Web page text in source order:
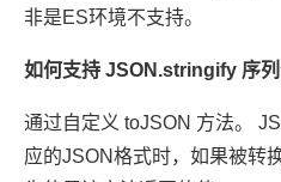
非是ES环境不支持。
如何支持 JSON.stringify 序
通过自定义 toJSON 方法。
应的JSON格式时，如果被转